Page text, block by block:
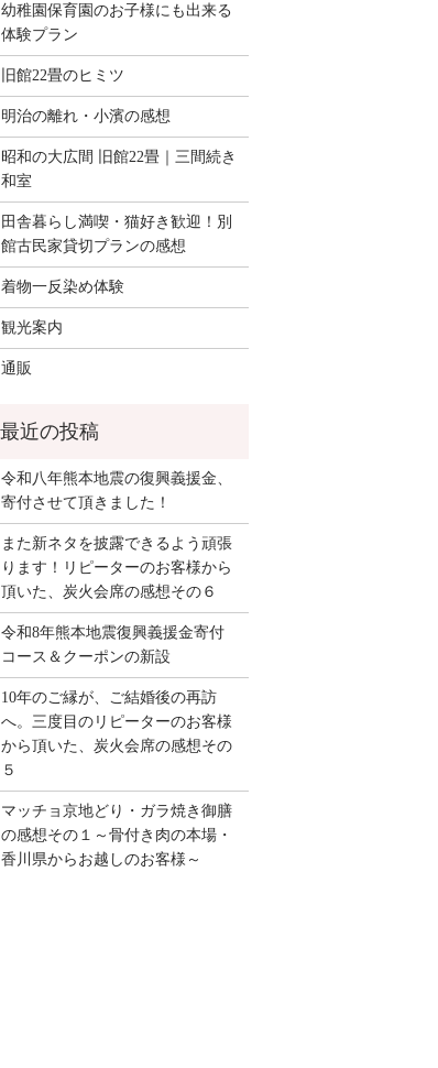
幼稚園保育園のお子様にも出来る
体験プラン
旧館22畳のヒミツ
明治の離れ・小濱の感想
昭和の大広間 旧館22畳｜三間続き
和室
田舎暮らし満喫・猫好き歓迎！別
館古民家貸切プランの感想
着物一反染め体験
観光案内
通販
令和八年熊本地震の復興義援金、
寄付させて頂きました！
また新ネタを披露できるよう頑張
ります！リピーターのお客様から
頂いた、炭火会席の感想その６
令和8年熊本地震復興義援金寄付
コース＆クーポンの新設
10年のご縁が、ご結婚後の再訪
へ。三度目のリピーターのお客様
から頂いた、炭火会席の感想その
５
マッチョ京地どり・ガラ焼き御膳
の感想その１～骨付き肉の本場・
香川県からお越しのお客様～